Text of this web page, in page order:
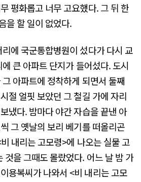
평화롭고 너무 고요했다. 그 뒤 한
을 할 일이 없었다.
에 국군통합병원이 섰다가 다시 교
큰 아파트 단지가 들어섰다. 도시
아파트에 정착하게 되면서 둘째
절 얼핏 보았던 그 철길 가에 자리
냈다. 밤마다 야간 자습을 끝낸 아
그 옛날의 보리 베기를 떠올리곤
내리는 고모령>에 나오는 실물 고
것을 그때도 몰랐었다. 어느 날 밤 가
용복씨가 나와서 <비 내리는 고모